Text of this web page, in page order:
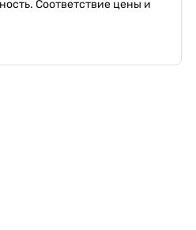
Соответствие цены и